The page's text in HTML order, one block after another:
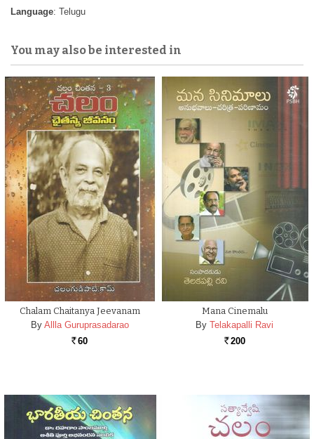
Language: Telugu
You may also be interested in
Chalam Chaitanya Jeevanam
By Allla Guruprasadarao
Rs. 60
Mana Cinemalu
By Telakapalli Ravi
Rs. 200